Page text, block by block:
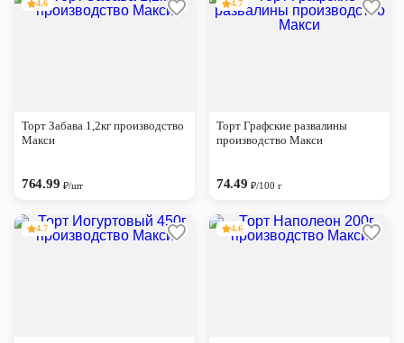
4.6
Торт Забава 1,2кг производство
Макси
764.99 ₽/шт
4.7
Торт Графские развалины
производство Макси
74.49₽/100 г
4.7 4.6